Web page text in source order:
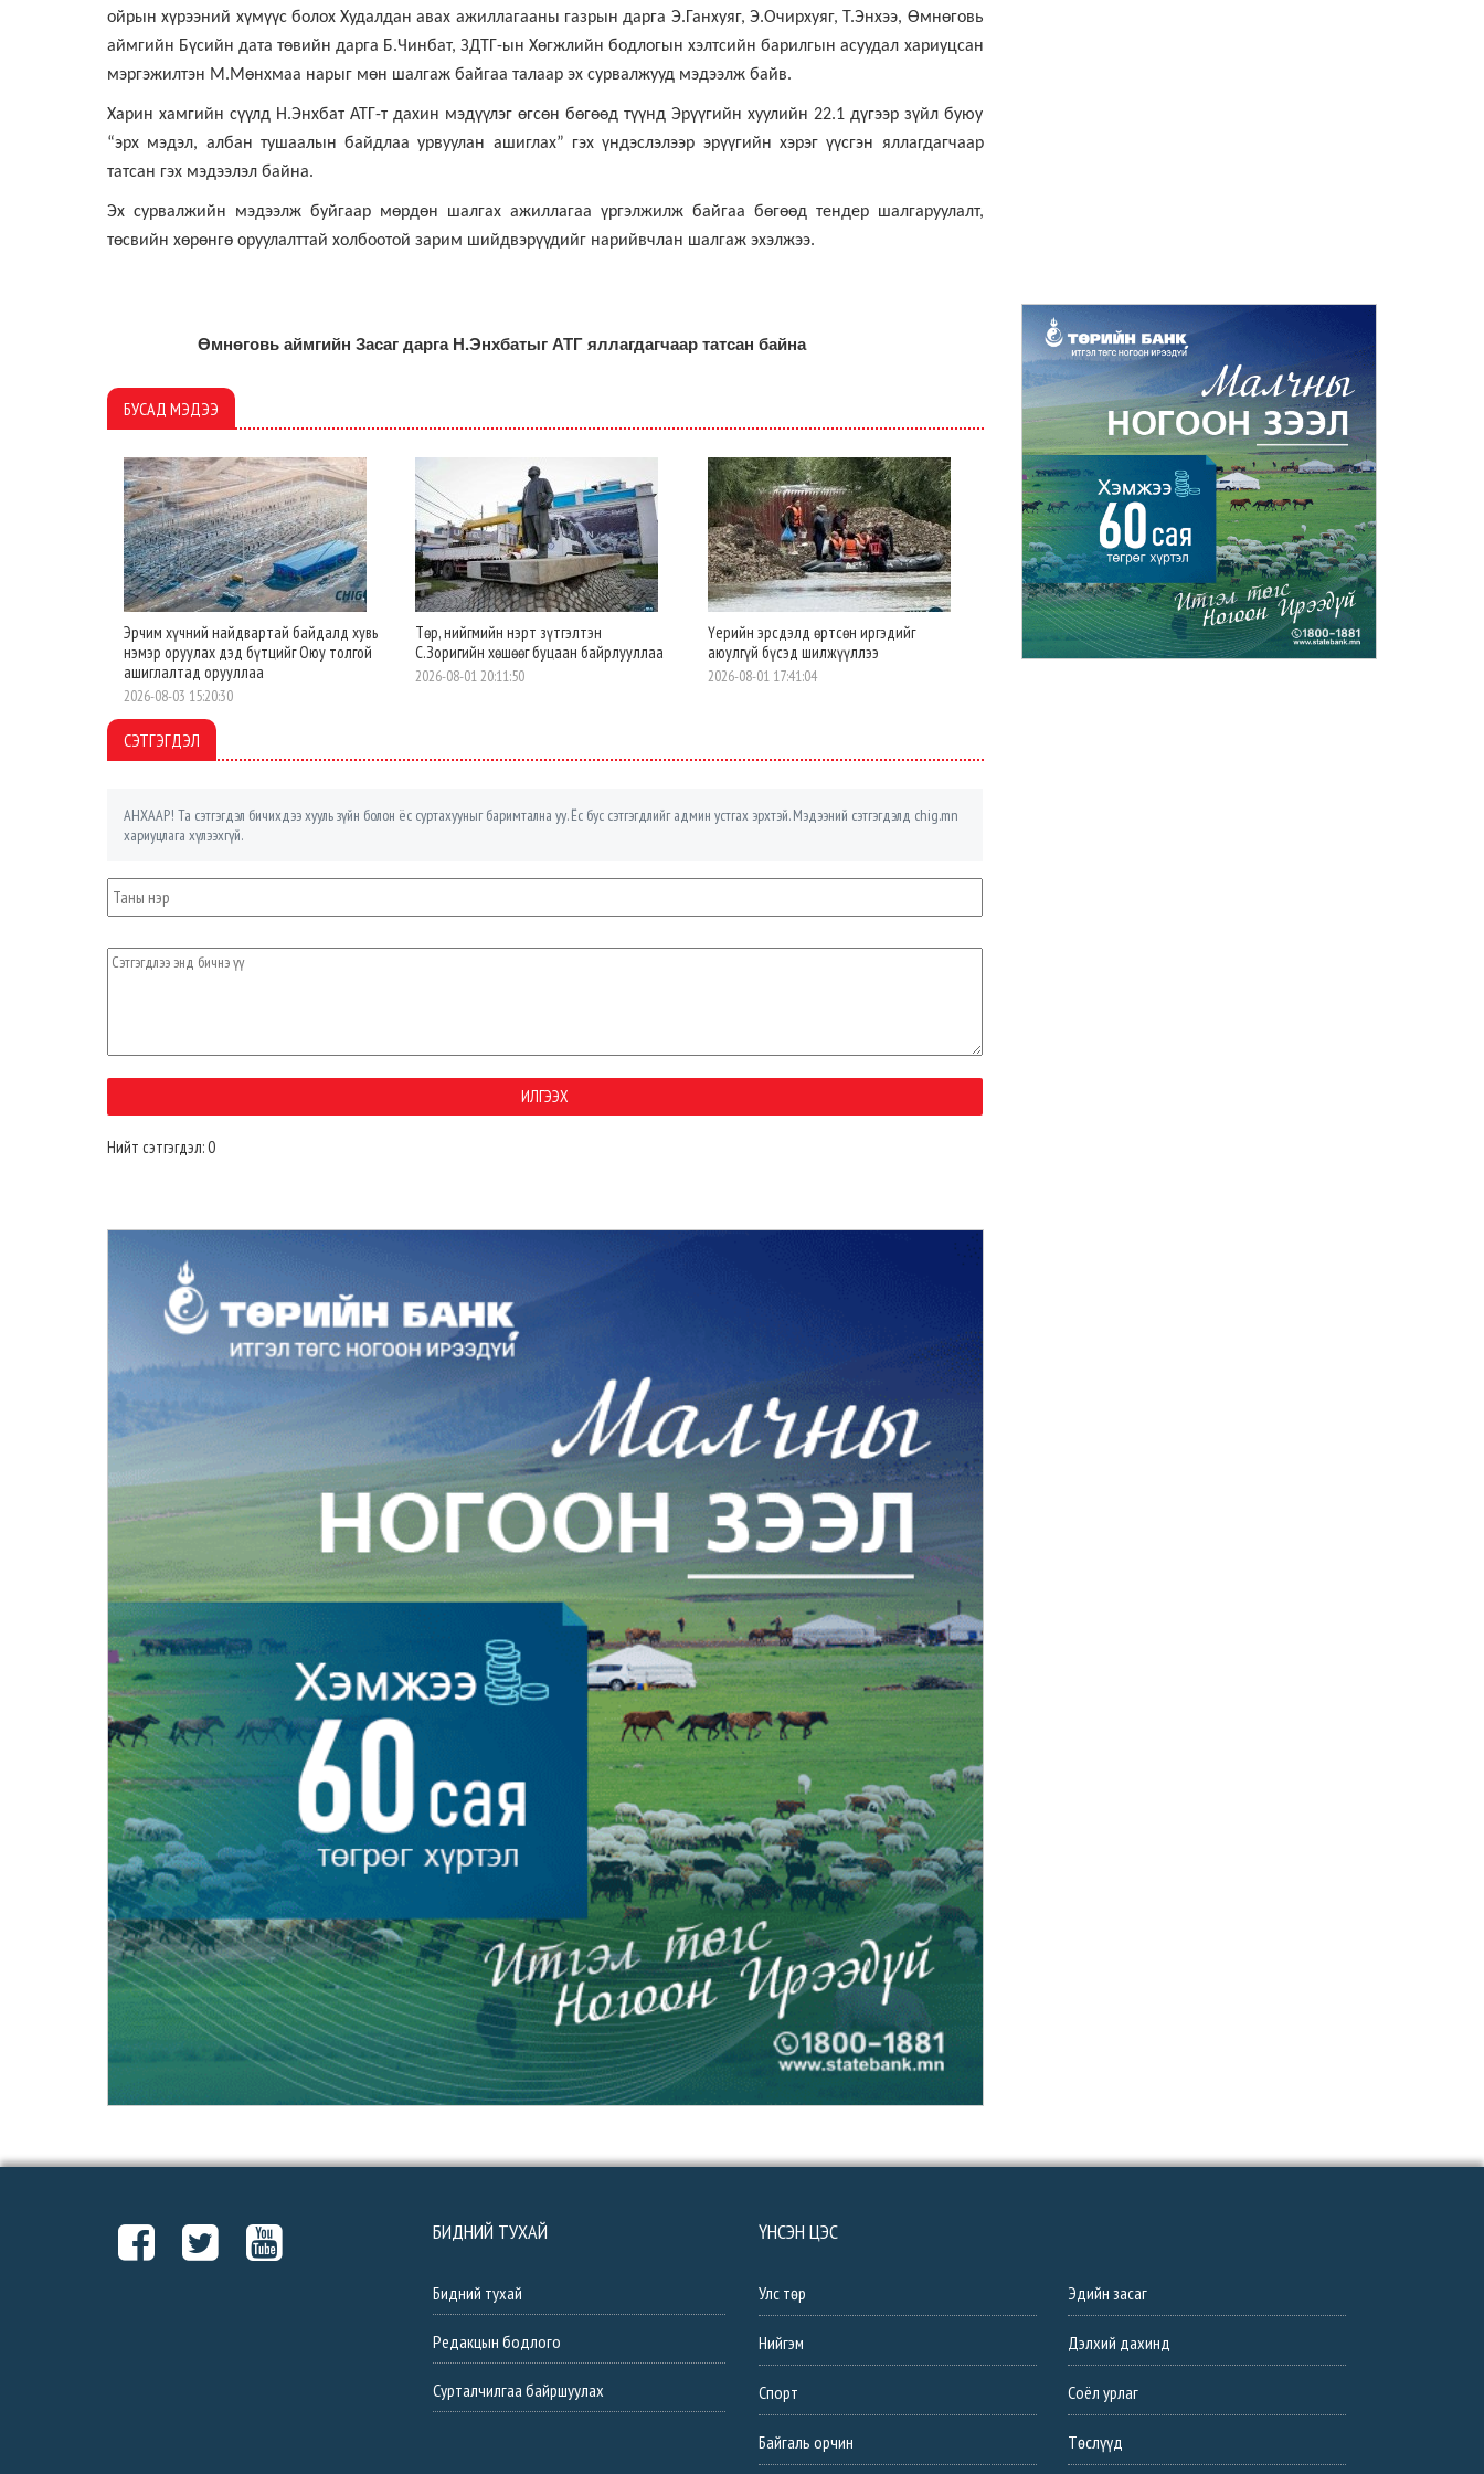
ойрын хүрээний хүмүүс болох Худалдан авах ажиллагааны газрын дарга Э.Ганхуяг, Э.Очирхуяг, Т.Энхээ, Өмнөговь
аймгийн Бүсийн дата төвийн дарга Б.Чинбат, ЗДТГ-ын Хөгжлийн бодлогын хэлтсийн барилгын асуудал хариуцсан
мэргэжилтэн М.Мөнхмаа нарыг мөн шалгаж байгаа талаар эх сурвалжууд мэдээлж байв.
Харин хамгийн сүүлд Н.Энхбат АТГ-т дахин мэдүүлэг өгсөн бөгөөд түүнд Эрүүгийн хуулийн 22.1 дүгээр зүйл буюу
“эрх мэдэл, албан тушаалын байдлаа урвуулан ашиглах” гэх үндэслэлээр эрүүгийн хэрэг үүсгэн яллагдагчаар
татсан гэх мэдээлэл байна.
Эх сурвалжийн мэдээлж буйгаар мөрдөн шалгах ажиллагаа үргэлжилж байгаа бөгөөд тендер шалгаруулалт,
төсвийн хөрөнгө оруулалттай холбоотой зарим шийдвэрүүдийг нарийвчлан шалгаж эхэлжээ.
Өмнөговь аймгийн Засаг дарга Н.Энхбатыг АТГ яллагдагчаар татсан байна
БУСАД МЭДЭЭ
Эрчим хүчний найдвартай байдалд хувь
нэмэр оруулах дэд бүтцийг Оюу толгой
ашиглалтад орууллаа
2026-08-03 15:20:30
Төр, нийгмийн нэрт зүтгэлтэн
С.Зоригийн хөшөөг буцаан байрлууллаа
2026-08-01 20:11:50
Үерийн эрсдэлд өртсөн иргэдийг
аюулгүй бүсэд шилжүүллээ
2026-08-01 17:41:04
СЭТГЭГДЭЛ
АНХААР! Та сэтгэгдэл бичихдээ хууль зүйн болон ёс суртахууныг баримтална уу. Ёс бус сэтгэгдлийг админ устгах эрхтэй. Мэдээний сэтгэгдэлд chig.mn
хариуцлага хүлээхгүй.
Нийт сэтгэгдэл: 0
БИДНИЙ ТУХАЙ
Бидний тухай
Редакцын бодлого
Сурталчилгаа байршуулах
ҮНСЭН ЦЭС
Улс төр Эдийн засаг
Нийгэм Дэлхий дахинд
Спорт Соёл урлаг
Байгаль орчин Төслүүд